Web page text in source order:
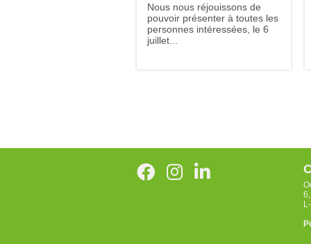
Nous nous réjouissons de
pouvoir présenter à toutes les
personnes intéressées, le 6
juillet...